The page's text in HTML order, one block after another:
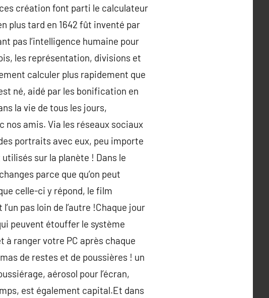
création font parti le calculateur
plus tard en 1642 fût inventé par
pas l’intelligence humaine pour
les représentation, divisions et
calculer plus rapidement que
né, aidé par les bonification en
la vie de tous les jours,
nos amis. Via les réseaux sociaux
portraits avec eux, peu importe
sur la planète ! Dans le
parce que qu’on peut
celle-ci y répond, le film
pas loin de l’autre !Chaque jour
peuvent étouffer le système
à ranger votre PC après chaque
de restes et de poussières ! un
aérosol pour l’écran,
est également capital.Et dans